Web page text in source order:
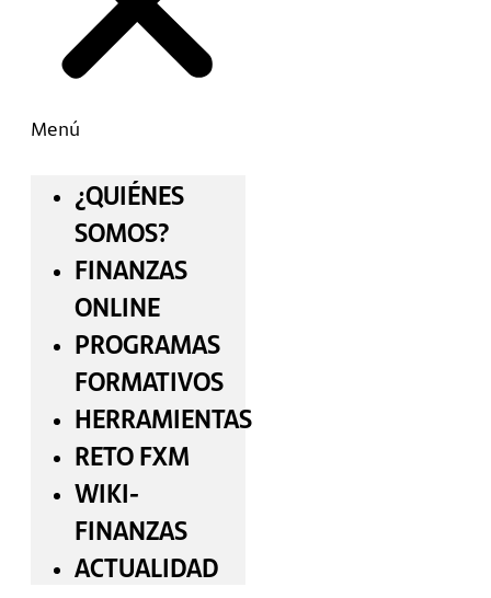
Menú
¿QUIÉNES
SOMOS?
FINANZAS
ONLINE
PROGRAMAS
FORMATIVOS
HERRAMIENTAS
RETO FXM
WIKI-
FINANZAS
ACTUALIDAD